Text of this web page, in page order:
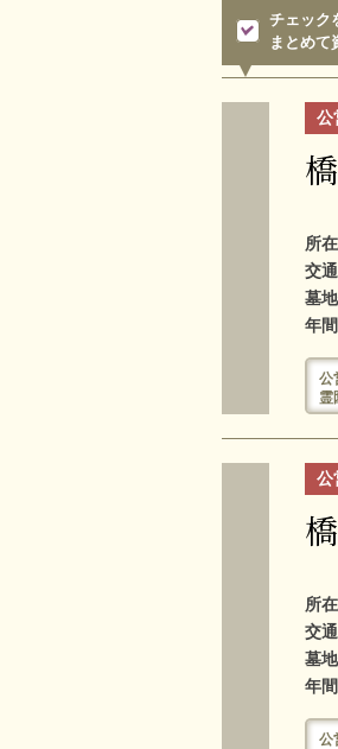
チェック
まとめて
公
所
交通
墓
年
公
霊
公
所
交通
墓
年
公